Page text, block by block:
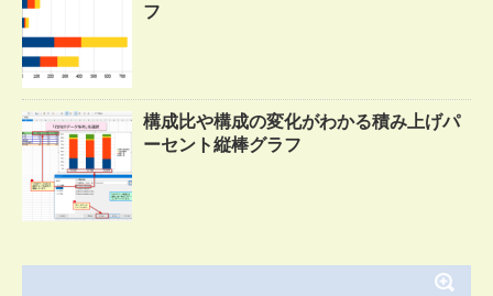
フ
構成比や構成の変化がわかる積み上げパ
ーセント縦棒グラフ